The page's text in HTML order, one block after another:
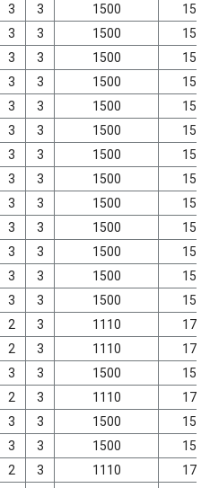
3 3 1500
3 3 1500
3 3 1500
3 3 1500
3 3 1500
3 3 1500
3 3 1500
3 3 1500
3 3 1500
3 3 1500
3 3 1500
3 3 1500
3 3 1500
2 3 1110
2 3 1110
3 3 1500
2 3 1110
3 3 1500
3 3 1500
2 3 1110